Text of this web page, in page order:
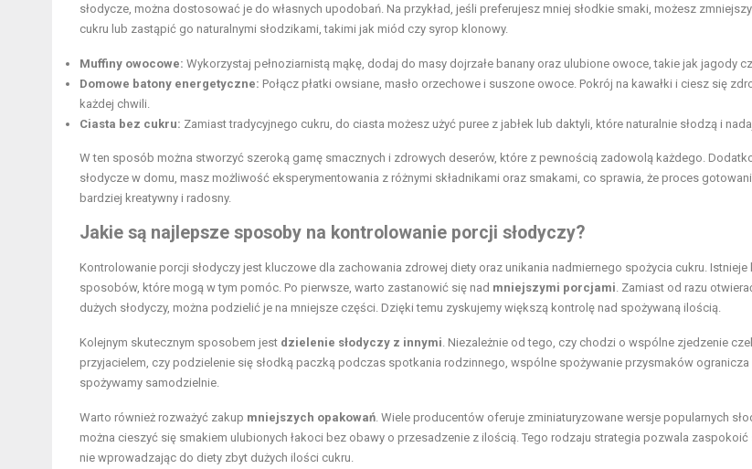
słodycze, można dostosować je do własnych upodobań. Na przykład, jeśli preferujesz mniej słodkie smaki, możesz
cukru lub zastąpić go naturalnymi słodzikami, takimi jak miód czy syrop klonowy.
Muffiny owocowe: Wykorzystaj pełnoziarnistą mąkę, dodaj do masy dojrzałe banany oraz ulubione owoce, takie jak jagody
Domowe batony energetyczne: Połącz płatki owsiane, masło orzechowe i suszone owoce. Pokrój na kawałki i ciesz się
każdej chwili.
Ciasta bez cukru: Zamiast tradycyjnego cukru, do ciasta możesz użyć puree z jabłek lub daktyli, które naturalnie słodzą i
W ten sposób można stworzyć szeroką gamę smacznych i zdrowych deserów, które z pewnością zadowolą każdego.
słodycze w domu, masz możliwość eksperymentowania z różnymi składnikami oraz smakami, co sprawia, że proces
bardziej kreatywny i radosny.
Jakie są najlepsze sposoby na kontrolowanie porcji słodyczy?
Kontrolowanie porcji słodyczy jest kluczowe dla zachowania zdrowej diety oraz unikania nadmiernego spożycia cukru.
sposobów, które mogą w tym pomóc. Po pierwsze, warto zastanowić się nad mniejszymi porcjami . Zamiast od razu
dużych słodyczy, można podzielić je na mniejsze części. Dzięki temu zyskujemy większą kontrolę nad spożywaną ilością.
Kolejnym skutecznym sposobem jest dzielenie słodyczy z innymi . Niezależnie od tego, czy chodzi o wspólne zjedzenie
przyjacielem, czy podzielenie się słodką paczką podczas spotkania rodzinnego, wspólne spożywanie przysmaków ogranicza
spożywamy samodzielnie.
Warto również rozważyć zakup mniejszych opakowań . Wiele producentów oferuje zminiaturyzowane wersje popularnych
można cieszyć się smakiem ulubionych łakoci bez obawy o przesadzenie z ilością. Tego rodzaju strategia pozwala zaspokoić
nie wprowadzając do diety zbyt dużych ilości cukru.